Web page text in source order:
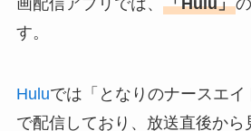
画配信アプリでは、 「Hulu」
す。
Huluでは「となりのナースエイ
で配信しており、放送直後から